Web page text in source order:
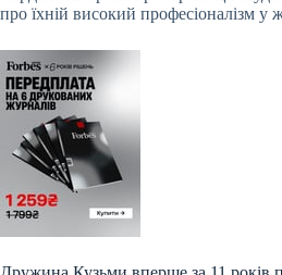
про їхній високий професіоналізм у